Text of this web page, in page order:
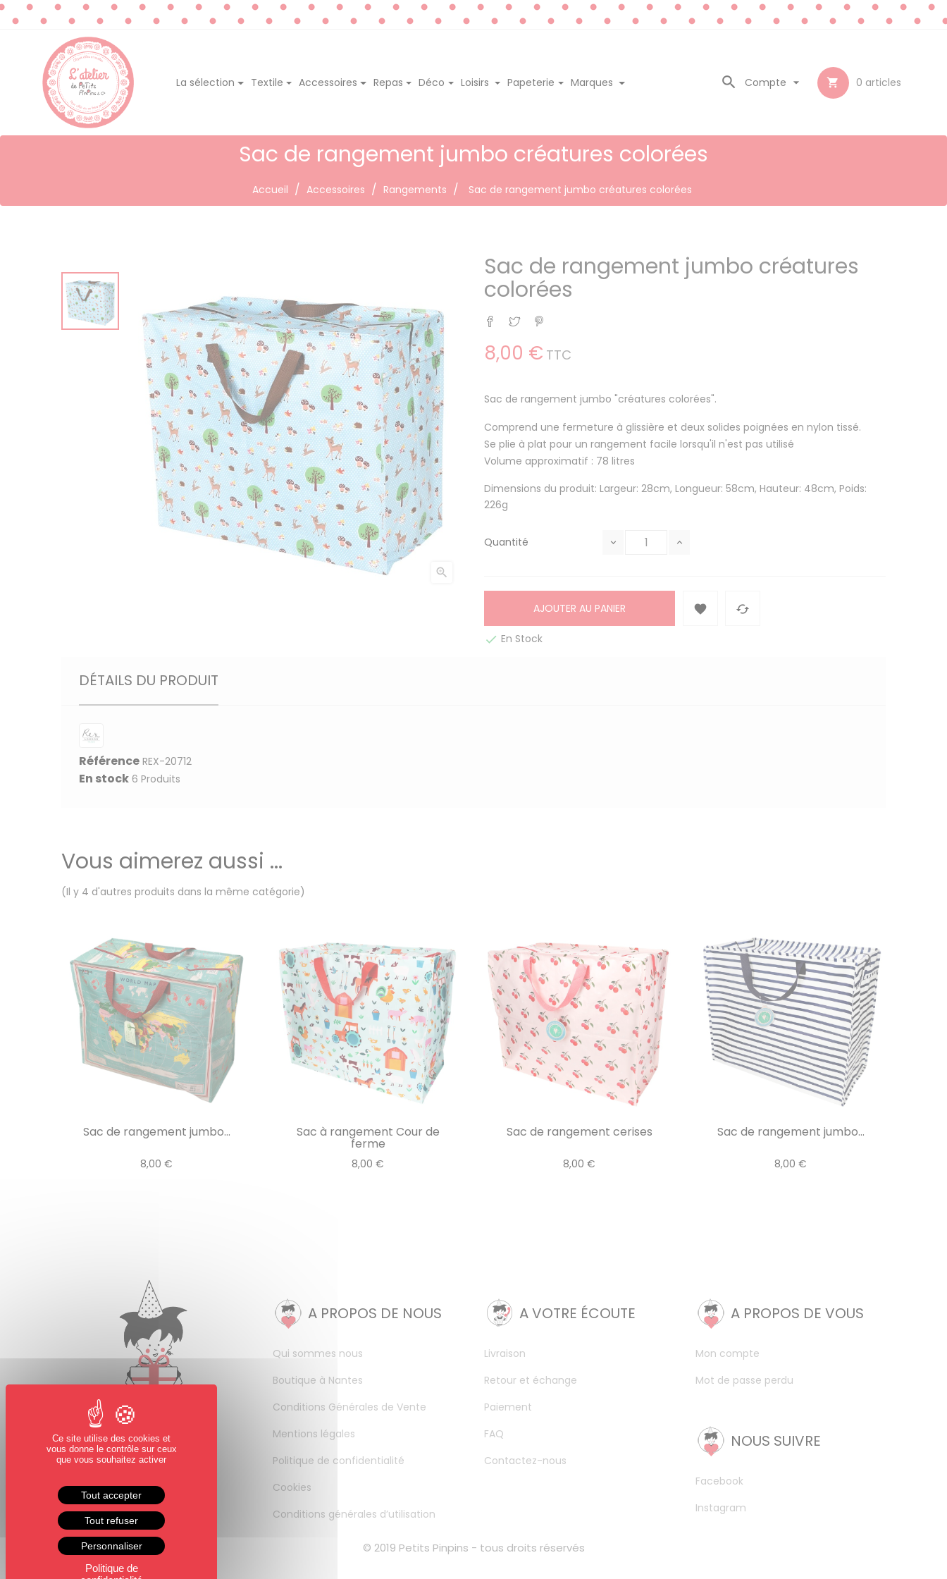
La sélection Textile Accessoires Repas Déco Loisirs Papeterie Marques  0 articles
Compte 

Sac de rangement jumbo créatures colorées
Accueil Accessoires Rangements Sac de rangement jumbo créatures colorées

Sac de rangement jumbo créatures
colorées
Partager
Tweet
8,00 € TTC
Sac de rangement jumbo "créatures colorées".
Comprend une fermeture à glissière et deux solides poignées en nylon tissé.
Se plie à plat pour un rangement facile lorsqu'il n'est pas utilisé
Volume approximatif : 78 litres
Dimensions du produit: Largeur: 28cm, Longueur: 58cm, Hauteur: 48cm, Poids:
226g
Quantité
AJOUTER AU PANIER  
 En Stock
DÉTAILS DU PRODUIT
Référence REX-20712
En stock 6 Produits
Vous aimerez aussi ...
(Il y 4 d'autres produits dans la même catégorie)
Sac de rangement jumbo...
8,00 €
Sac à rangement Cour de
ferme
8,00 €
Sac de rangement cerises
8,00 €
Sac de rangement jumbo...
8,00 €
A PROPOS DE NOUS
Qui sommes nous
Boutique à Nantes
Conditions Générales de Vente
Mentions légales
Politique de confidentialité
Cookies
Conditions générales d’utilisation
A VOTRE ÉCOUTE
Livraison
Retour et échange
Paiement
FAQ
Contactez-nous
A PROPOS DE VOUS
Mon compte
Mot de passe perdu
NOUS SUIVRE
Facebook
Instagram
© 2019 Petits Pinpins - tous droits réservés
Ce site utilise des cookies et
vous donne le contrôle sur ceux
que vous souhaitez activer
Tout accepter
Tout refuser
Personnaliser
Politique de